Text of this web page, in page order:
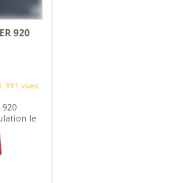
920
391 vues
920
le